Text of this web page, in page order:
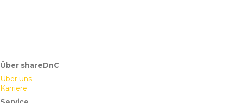
Über shareDnC
Über uns
Karriere